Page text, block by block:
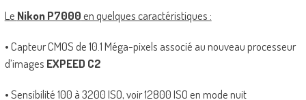
Le Nikon P7000en quelques caractéristiques :
• Capteur CMOS de 10.1 Méga-pixels associé au nouveau processeur
d’images EXPEED C2
• Sensibilité 100 à 3200 ISO, voir 12800 ISO en mode nuit